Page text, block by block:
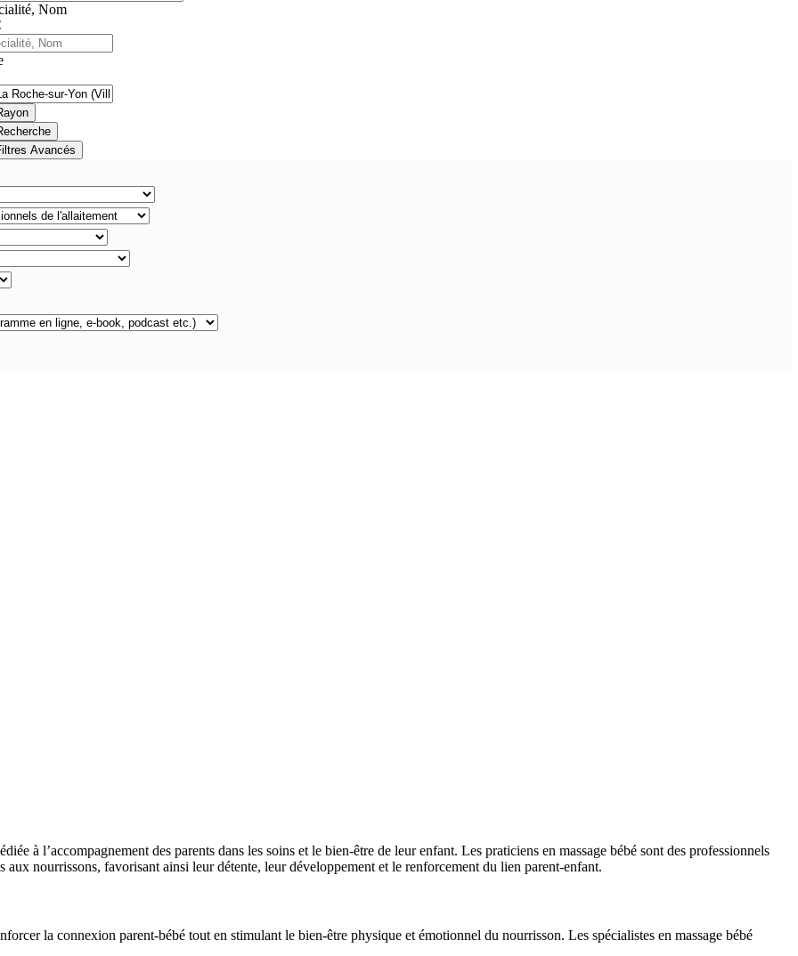
Nom
Avancés
à l’accompagnement des parents dans les soins et le bien-être de leur enfant. Les praticiens en massage bébé sont des professionnels
aux nourrissons, favorisant ainsi leur détente, leur développement et le renforcement du lien parent-enfant.
la connexion parent-bébé tout en stimulant le bien-être physique et émotionnel du nourrisson. Les spécialistes en massage bébé